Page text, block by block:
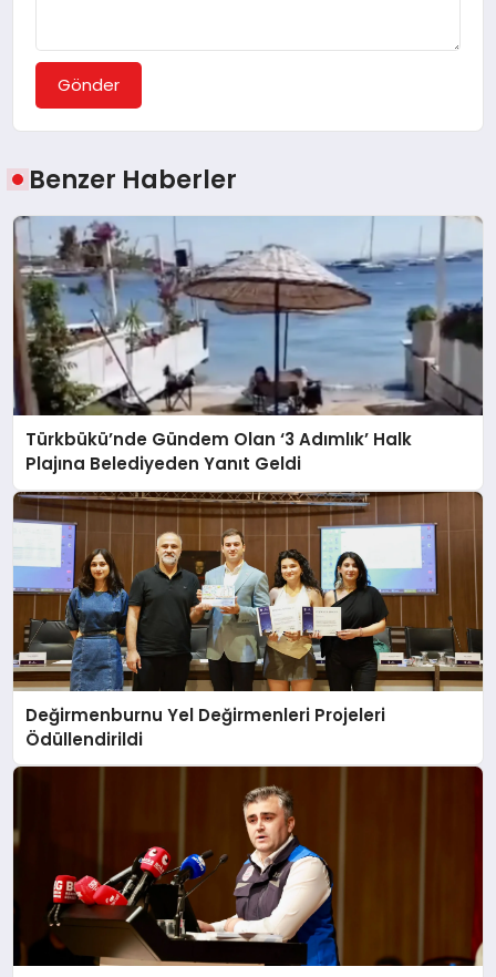
Gönder
Benzer Haberler
Türkbükü’nde Gündem Olan ‘3 Adımlık’ Halk
Plajına Belediyeden Yanıt Geldi
Değirmenburnu Yel Değirmenleri Projeleri
Ödüllendirildi